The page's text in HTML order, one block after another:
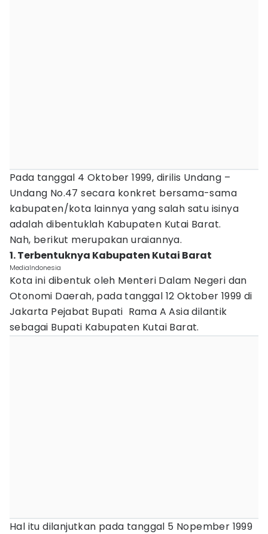
Pada tanggal 4 Oktober 1999, dirilis Undang –
Undang No.47 secara konkret bersama-sama
kabupaten/kota lainnya yang salah satu isinya
adalah dibentuklah Kabupaten Kutai Barat.
Nah, berikut merupakan uraiannya.
1. Terbentuknya Kabupaten Kutai Barat
MediaIndonesia
Kota ini dibentuk oleh Menteri Dalam Negeri dan
Otonomi Daerah, pada tanggal 12 Oktober 1999 di
Jakarta Pejabat Bupati Rama A Asia dilantik
sebagai Bupati Kabupaten Kutai Barat.
Hal itu dilanjutkan pada tanggal 5 Nopember 1999